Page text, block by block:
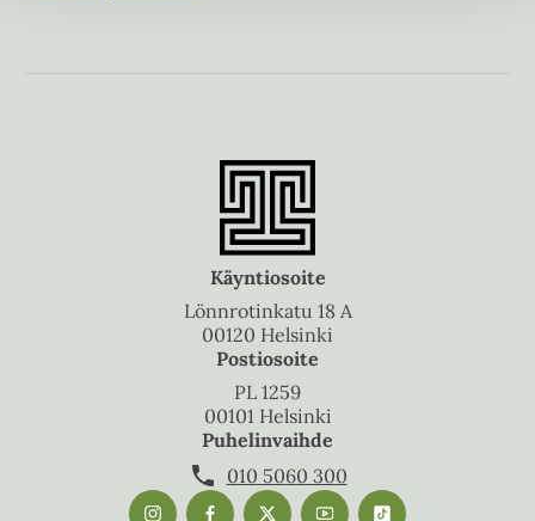
Käyntiosoite
Lönnrotinkatu 18 A
00120 Helsinki
Postiosoite
PL 1259
00101 Helsinki
Puhelinvaihde
010 5060 300